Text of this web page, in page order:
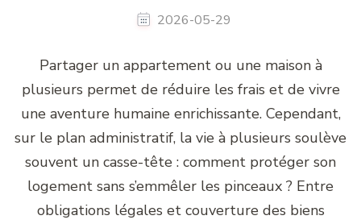
2026-05-29
Partager un appartement ou une maison à
plusieurs permet de réduire les frais et de vivre
une aventure humaine enrichissante. Cependant,
sur le plan administratif, la vie à plusieurs soulève
souvent un casse-tête : comment protéger son
logement sans s’emmêler les pinceaux ? Entre
obligations légales et couverture des biens